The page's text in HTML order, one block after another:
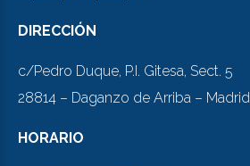
DIRECCIÓN
c/Pedro Duque, P.I. Gitesa, Sect. 5
28814 – Daganzo de Arriba – Madrid
HORARIO